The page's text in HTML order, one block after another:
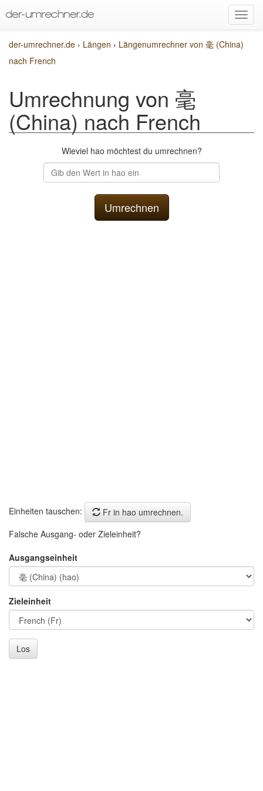
der-umrechner.de › Längen › Längenumrechner von 毫 (China)
nach French
Umrechnung von 毫
(China) nach French
Wieviel hao möchtest du umrechnen?
Einheiten tauschen:
Fr in hao umrechnen.
Falsche Ausgang- oder Zieleinheit?
Ausgangseinheit
Zieleinheit
Los